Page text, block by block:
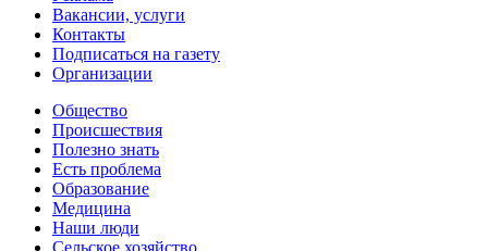
Вакансии, услуги
Контакты
Подписаться на газету
Организации
Общество
Происшествия
Полезно знать
Есть проблема
Образование
Медицина
Наши люди
Сельское хозяйство